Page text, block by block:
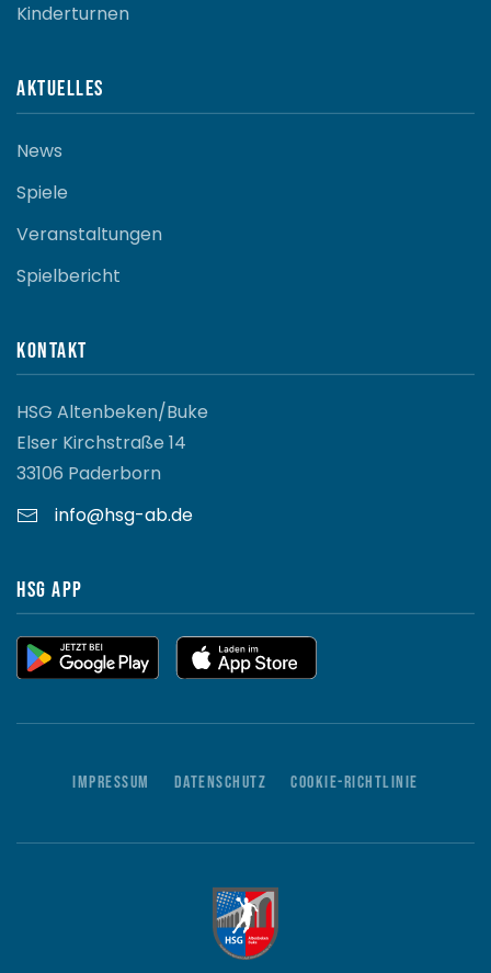
Kinderturnen
Aktuelles
News
Spiele
Veranstaltungen
Spielbericht
Kontakt
HSG Altenbeken/Buke
Elser Kirchstraße 14
33106 Paderborn
info@hsg-ab.de
HSG App
Impressum Datenschutz Cookie-Richtlinie